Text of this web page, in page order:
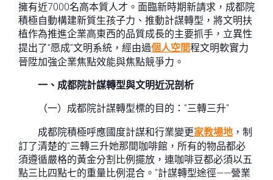
擁有近7000名高本質人才。面臨新時期新請求，成都院
積極自動構建新質生孩子力、推動計謀轉型，將文明扶
植作為推進企業高東西的品質成長的主要抓手，立異性
提出了“愿成”文明系統，經由過個人空間程文明軟實力
晉陞加強企業焦點效能與焦點競爭力。
一、成都院計謀轉型與文明近況剖析
（一）成都院計謀轉型標的目的：“三轉三升”
成都院積極呼應國度計謀和行業變更家教場地 ，制
訂了清楚的“三轉三升她那間咖啡館，所有的物品都必
須遵循嚴格的黃金分割比例擺放，連咖啡豆都必須以五
點三比四點七的重量比例混合。”計謀轉型途徑——營業